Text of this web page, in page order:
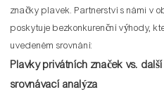
značky plavek. Partnerství s námi v
poskytuje bezkonkurenční výhody,
uvedeném srovnání:
Plavky privátních značek vs.
srovnávací analýza